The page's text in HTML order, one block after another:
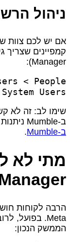
ניהול
Manager):
System Users (לאינטגרציות API)
ב‑Mumble ניתנות בנפרד. ראו
ב‑Mumble
.
הרבה לקוחות
הממשק הנכון: